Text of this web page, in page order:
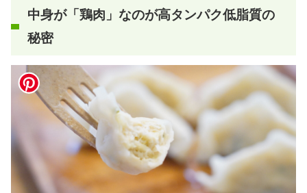
中身が「鶏肉」なのが高タンパク低脂質の
秘密